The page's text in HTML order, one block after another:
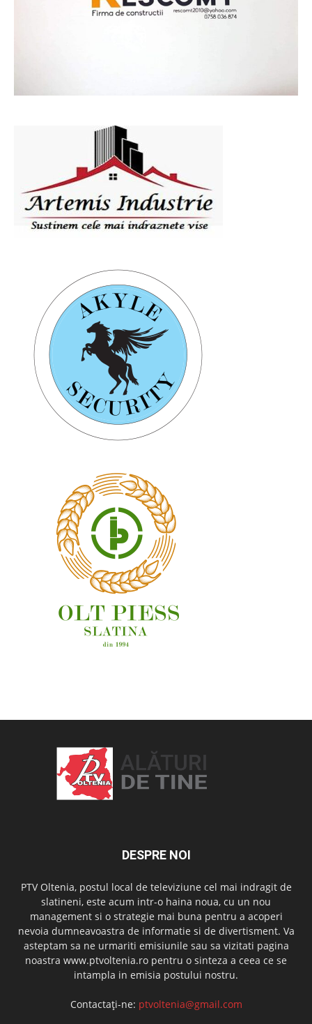
DESPRE NOI
PTV Oltenia, postul local de televiziune cel mai indragit de
slatineni, este acum intr-o haina noua, cu un nou
management si o strategie mai buna pentru a acoperi
nevoia dumneavoastra de informatie si de divertisment. Va
asteptam sa ne urmariti emisiunile sau sa vizitati pagina
noastra www.ptvoltenia.ro pentru o sinteza a ceea ce se
intampla in emisia postului nostru.
Contactați-ne: ptvoltenia@gmail.com